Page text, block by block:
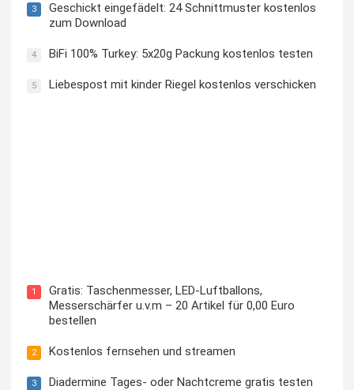
3
Geschickt eingefädelt: 24 Schnittmuster kostenlos
zum Download
4 BiFi 100% Turkey: 5x20g Packung kostenlos testen
5 Liebespost mit kinder Riegel kostenlos verschicken
1
Gratis: Taschenmesser, LED-Luftballons,
Messerschärfer u.v.m – 20 Artikel für 0,00 Euro
bestellen
2 Kostenlos fernsehen und streamen
3 Diadermine Tages- oder Nachtcreme gratis testen